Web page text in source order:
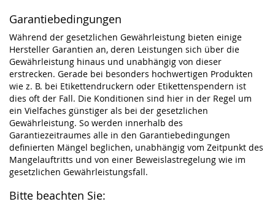
Garantiebedingungen
Während der gesetzlichen Gewährleistung bieten einige
Hersteller Garantien an, deren Leistungen sich über die
Gewährleistung hinaus und unabhängig von dieser
erstrecken. Gerade bei besonders hochwertigen Produkten
wie z. B. bei Etikettendruckern oder Etikettenspendern ist
dies oft der Fall. Die Konditionen sind hier in der Regel um
ein Vielfaches günstiger als bei der gesetzlichen
Gewährleistung. So werden innerhalb des
Garantiezeitraumes alle in den Garantiebedingungen
definierten Mängel beglichen, unabhängig vom Zeitpunkt des
Mangelauftritts und von einer Beweislastregelung wie im
gesetzlichen Gewährleistungsfall.
Bitte beachten Sie: